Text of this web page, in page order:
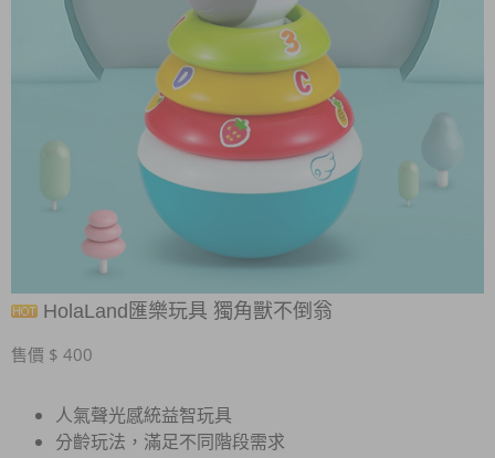
HolaLand匯樂玩具 獨角獸不倒翁
售價 $ 400
人氣聲光感統益智玩具
分齡玩法，滿足不同階段需求